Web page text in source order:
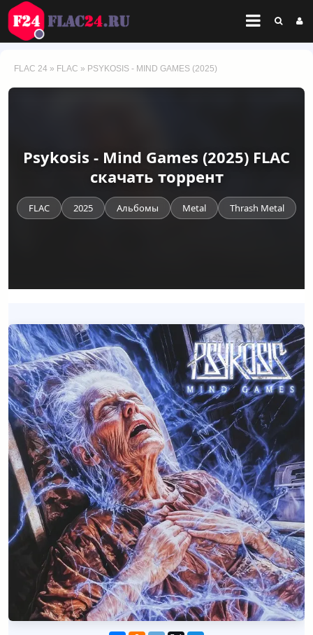
FLAC 24 » FLAC » PSYKOSIS - MIND GAMES (2025)
Psykosis - Mind Games (2025) FLAC
скачать торрент
FLAC 2025 Альбомы Metal Thrash Metal